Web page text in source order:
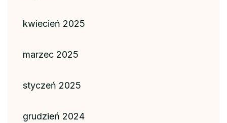
kwiecień 2025
marzec 2025
styczeń 2025
grudzień 2024